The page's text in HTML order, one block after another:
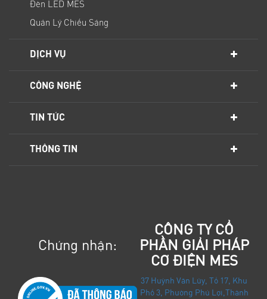
Đèn LED MES
Quản Lý Chiếu Sáng
DỊCH VỤ
CÔNG NGHỆ
TIN TỨC
THÔNG TIN
Chứng nhận:
CÔNG TY CỔ
PHẦN GIẢI PHÁP
CƠ ĐIỆN MES
37 Huỳnh Văn Lũy, Tổ 17, Khu
Phố 3, Phường Phú Lợi, Thành